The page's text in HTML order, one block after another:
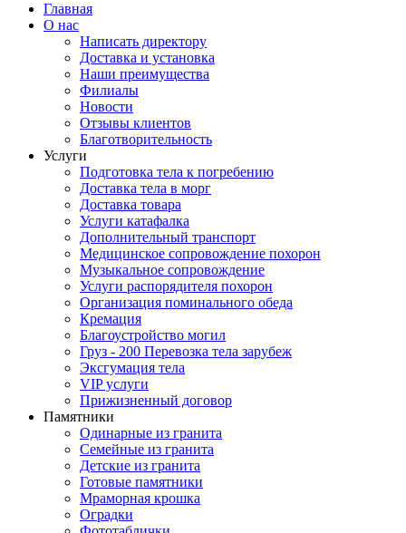
Главная
О нас
Написать директору
Доставка и установка
Наши преимущества
Филиалы
Новости
Отзывы клиентов
Благотворительность
Услуги
Подготовка тела к погребению
Доставка тела в морг
Доставка товара
Услуги катафалка
Дополнительный транспорт
Медицинское сопровождение похорон
Музыкальное сопровождение
Услуги распорядителя похорон
Организация поминального обеда
Кремация
Благоустройство могил
Груз - 200 Перевозка тела зарубеж
Эксгумация тела
VIP услуги
Прижизненный договор
Памятники
Одинарные из гранита
Семейные из гранита
Детские из гранита
Готовые памятники
Мраморная крошка
Оградки